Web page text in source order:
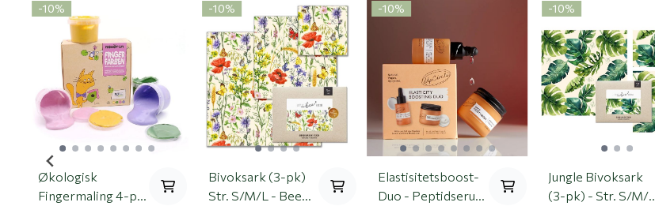
-10%
Økologisk
Fingermaling 4-pk
-10%
Bivoksark (3-pk)
Str. S/M/L - Bee
-10%
Elastisitetsboost-
Duo - Peptidserum
-10%
Jungle Bivoksark
(3-pk) - Str. S/M/L